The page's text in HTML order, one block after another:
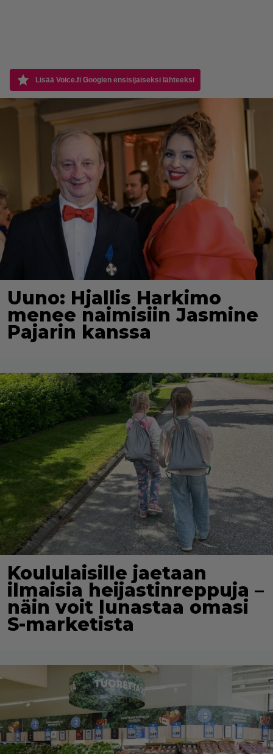
Lisää Voice.fi Googlen ensisijaiseksi lähteeksi
Uuno: Hjallis Harkimo
menee naimisiin Jasmine
Pajarin kanssa
Koululaisille jaetaan
ilmaisia heijastinreppuja –
näin voit lunastaa omasi
S-marketista